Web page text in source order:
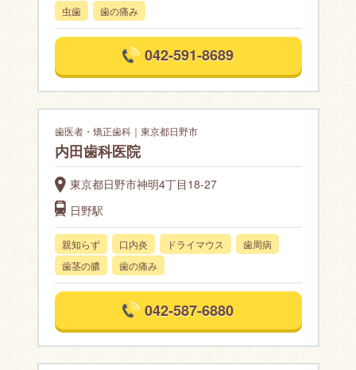
虫歯
歯の痛み
042-591-8689
歯医者・矯正歯科｜東京都日野市
内田歯科医院
東京都日野市神明4丁目18-27
日野駅
親知らず 口内炎 ドライマウス
歯周病
歯茎の膿
歯の痛み
042-587-6880